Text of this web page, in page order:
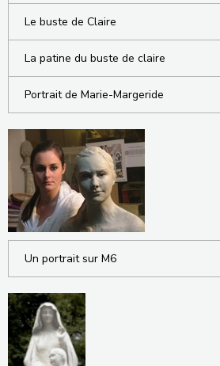
Le buste de Claire
La patine du buste de claire
Portrait de Marie-Margeride
Un portrait sur M6